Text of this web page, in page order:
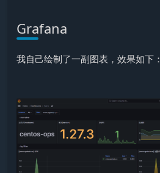
Grafana
我自己绘制了一副图表，效果如下：